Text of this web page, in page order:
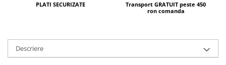
PLATI SECURIZATE
Transport GRATUIT peste 450
ron comanda
Descriere